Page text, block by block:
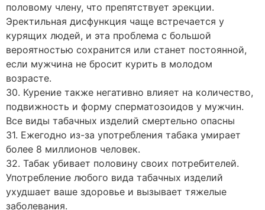
половому члену, что препятствует эрекции.
Эректильная дисфункция чаще встречается у
курящих людей, и эта проблема с большой
вероятностью сохранится или станет постоянной,
если мужчина не бросит курить в молодом
возрасте.
30. Курение также негативно влияет на количество,
подвижность и форму сперматозоидов у мужчин.
Все виды табачных изделий смертельно опасны
31. Ежегодно из-за употребления табака умирает
более 8 миллионов человек.
32. Табак убивает половину своих потребителей.
Употребление любого вида табачных изделий
ухудшает ваше здоровье и вызывает тяжелые
заболевания.